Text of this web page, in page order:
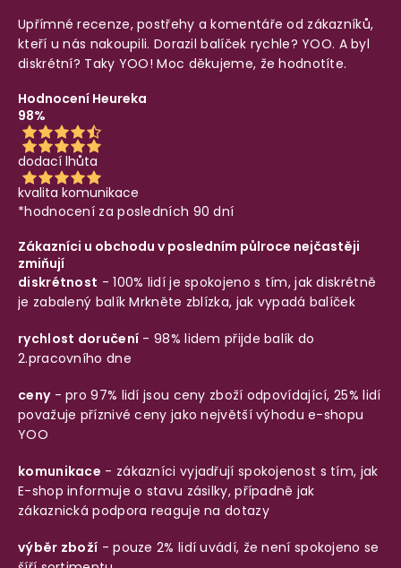
Upřímné recenze, postřehy a komentáře od zákazníků,
kteří u nás nakoupili. Dorazil balíček rychle? YOO. A byl
diskrétní? Taky YOO! Moc děkujeme, že hodnotíte.
Hodnocení Heureka
98%
dodací lhůta
kvalita komunikace
*hodnocení za posledních 90 dní
Zákazníci u obchodu v posledním půlroce nejčastěji
zmiňují
diskrétnost - 100% lidí je spokojeno s tím, jak diskrétně
je zabalený balíkMrkněte zblízka, jak vypadá balíček
rychlost doručení - 98% lidem přijde balík do
2.pracovního dne
ceny- pro 97% lidí jsou ceny zboží odpovídající, 25% lidí
považuje příznivé ceny jako největší výhodu e-shopu
YOO
komunikace - zákazníci vyjadřují spokojenost s tím, jak
E-shop informuje o stavu zásilky, případně jak
zákaznická podpora reaguje na dotazy
výběr zboží - pouze 2% lidí uvádí, že není spokojeno se